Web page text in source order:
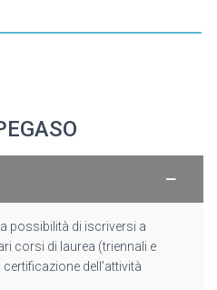
possibilità di iscriversi a
corsi di laurea (triennali e
dell’attività